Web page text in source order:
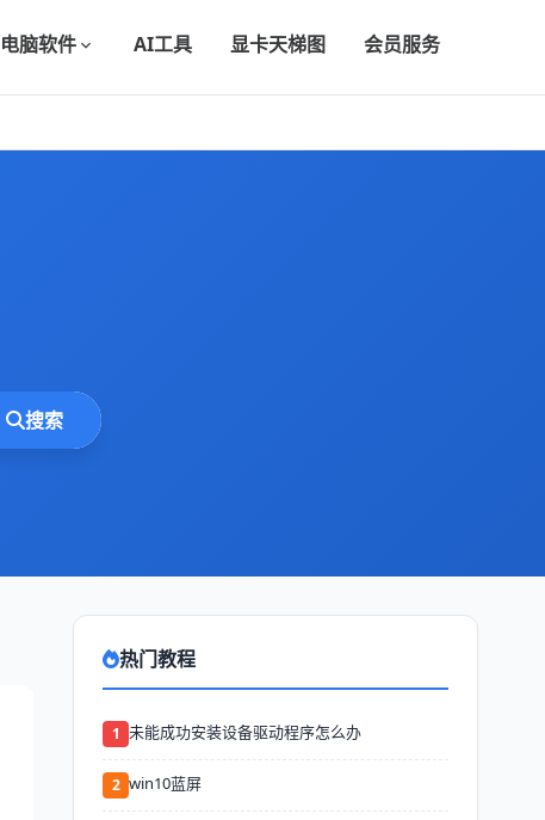
电脑软件 AI工具 显卡天梯图 会员服务
搜索
热门教程
1 未能成功安装设备驱动程序怎么办
2 win10蓝屏